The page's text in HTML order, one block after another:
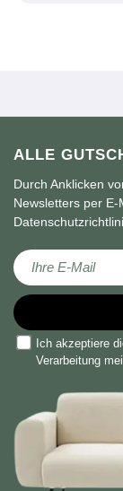
ALLE
Durch Anklicken
Newsletters per
Melden Sie sich für
Ich akzeptiere
Verarbeitung